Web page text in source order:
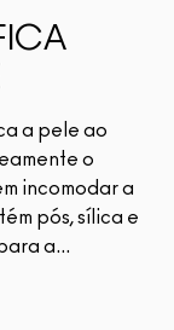
a pele ao
o
incomodar a
pós, sílica e
a...